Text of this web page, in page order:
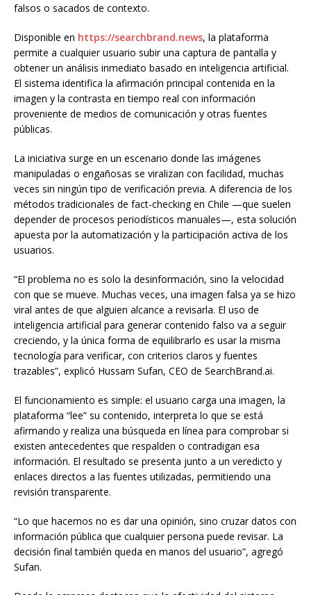
falsos o sacados de contexto.
Disponible en https://searchbrand.news, la plataforma
permite a cualquier usuario subir una captura de pantalla y
obtener un análisis inmediato basado en inteligencia artificial.
El sistema identifica la afirmación principal contenida en la
imagen y la contrasta en tiempo real con información
proveniente de medios de comunicación y otras fuentes
públicas.
La iniciativa surge en un escenario donde las imágenes
manipuladas o engañosas se viralizan con facilidad, muchas
veces sin ningún tipo de verificación previa. A diferencia de los
métodos tradicionales de fact-checking en Chile —que suelen
depender de procesos periodísticos manuales—, esta solución
apuesta por la automatización y la participación activa de los
usuarios.
“El problema no es solo la desinformación, sino la velocidad
con que se mueve. Muchas veces, una imagen falsa ya se hizo
viral antes de que alguien alcance a revisarla. El uso de
inteligencia artificial para generar contenido falso va a seguir
creciendo, y la única forma de equilibrarlo es usar la misma
tecnología para verificar, con criterios claros y fuentes
trazables”, explicó Hussam Sufan, CEO de SearchBrand.ai.
El funcionamiento es simple: el usuario carga una imagen, la
plataforma “lee” su contenido, interpreta lo que se está
afirmando y realiza una búsqueda en línea para comprobar si
existen antecedentes que respalden o contradigan esa
información. El resultado se presenta junto a un veredicto y
enlaces directos a las fuentes utilizadas, permitiendo una
revisión transparente.
“Lo que hacemos no es dar una opinión, sino cruzar datos con
información pública que cualquier persona puede revisar. La
decisión final también queda en manos del usuario”, agregó
Sufan.